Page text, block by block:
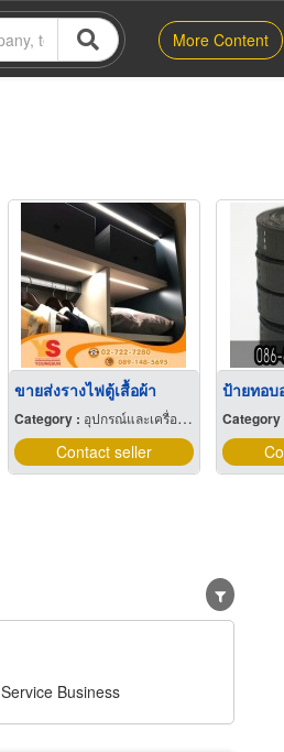
More Content
ขายส่งรางไฟตู้เสื้อผ้า
Category : อุปกรณ์และเครื่องใช้สำหรับผู้ผลิตเฟอร์นิเจอร์
Contact seller
Category
Service Business